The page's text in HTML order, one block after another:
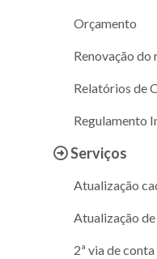
Orçamento
Renovação
Relatórios de
Regulamento
Serviços
Atualização
Atualização
2ª via de conta